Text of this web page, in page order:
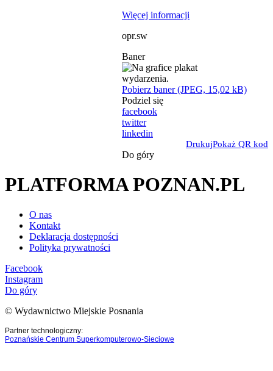
Więcej informacji
opr.sw
Baner
Pobierz baner (JPEG, 15,02 kB)
Podziel się
facebook
twitter
linkedin
DrukujPokaż QR kod
Do góry
PLATFORMA POZNAN.PL
O nas
Kontakt
Deklaracja dostępności
Polityka prywatności
Facebook
Instagram
Do góry
© Wydawnictwo Miejskie Posnania
Partner technologiczny:
Poznańskie Centrum Superkomputerowo-Sieciowe